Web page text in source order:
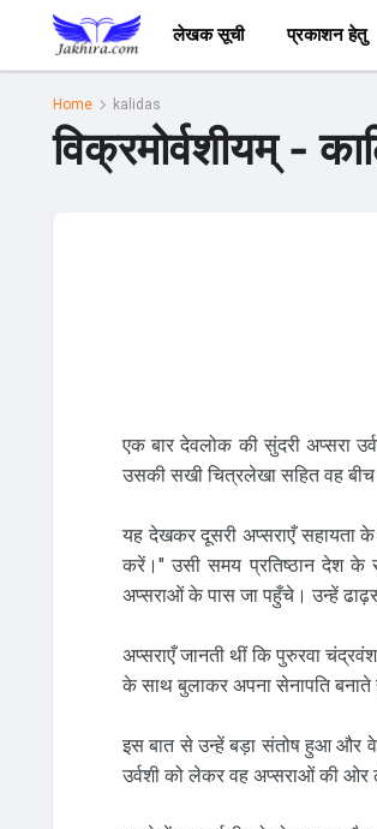
लेखक सूची प्रकाशन हेतु
Home kalidas
विक्रमोर्वशीयम् -
एक बार देवलोक की सुंदरी अप्सरा
उसकी सखी चित्रलेखा सहित वह
यह देखकर दूसरी अप्सराएँ सहायता
करें।" उसी समय प्रतिष्ठान देश के
अप्सराओं के पास जा पहुँचे। उन्हें
अप्सराएँ जानती थीं कि पुरुरवा
के साथ बुलाकर अपना सेनापति बनाते
इस बात से उन्हें बड़ा संतोष हुआ और वे
उर्वशी को लेकर वह अप्सराओं की ओर